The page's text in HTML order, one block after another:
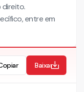
entre em
Baixar